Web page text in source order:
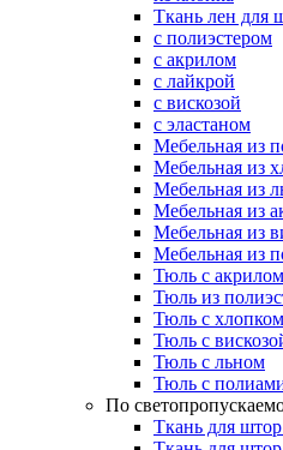
Ткань лен для
с полиэстером
с акрилом
с лайкрой
с вискозой
с эластаном
Мебельная из
Мебельная из
Мебельная из
Мебельная из
Мебельная из
Мебельная из
Тюль с акрилом
Тюль из
Тюль с хлопком
Тюль с
Тюль с льном
Тюль с
По
Ткань для штор